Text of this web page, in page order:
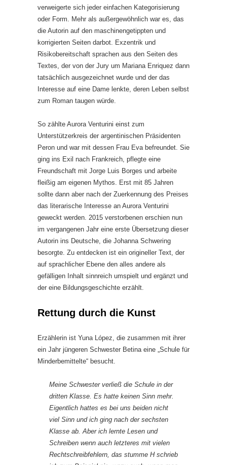
verweigerte sich jeder einfachen Kategorisierung
oder Form. Mehr als außergewöhnlich war es, das
die Autorin auf den maschinengetippten und
korrigierten Seiten darbot. Exzentrik und
Risikobereitschaft sprachen aus den Seiten des
Textes, der von der Jury um Mariana Enriquez dann
tatsächlich ausgezeichnet wurde und der das
Interesse auf eine Dame lenkte, deren Leben selbst
zum Roman taugen würde.
So zählte Aurora Venturini einst zum
Unterstützerkreis der argentinischen Präsidenten
Peron und war mit dessen Frau Eva befreundet. Sie
ging ins Exil nach Frankreich, pflegte eine
Freundschaft mit Jorge Luis Borges und arbeite
fleißig am eigenen Mythos. Erst mit 85 Jahren
sollte dann aber nach der Zuerkennung des Preises
das literarische Interesse an Aurora Venturini
geweckt werden. 2015 verstorbenen erschien nun
im vergangenen Jahr eine erste Übersetzung dieser
Autorin ins Deutsche, die Johanna Schwering
besorgte. Zu entdecken ist ein origineller Text, der
auf sprachlicher Ebene den alles andere als
gefälligen Inhalt sinnreich umspielt und ergänzt und
der eine Bildungsgeschichte erzählt.
Rettung durch die Kunst
Erzählerin ist Yuna López, die zusammen mit ihrer
ein Jahr jüngeren Schwester Betina eine „Schule für
Minderbemittelte“ besucht.
Meine Schwester verließ die Schule in der
dritten Klasse. Es hatte keinen Sinn mehr.
Eigentlich hattes es bei uns beiden nicht
viel Sinn und ich ging nach der sechsten
Klasse ab. Aber ich lernte Lesen und
Schreiben wenn auch letzteres mit vielen
Rechtschreibfehlern, das stumme H schrieb